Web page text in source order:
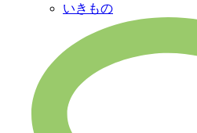
いきもの